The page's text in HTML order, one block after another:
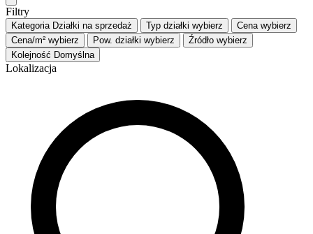
Filtry
Kategoria Działki na sprzedaż Typ działki wybierz Cena wybierz
Cena/m² wybierz Pow. działki wybierz Źródło wybierz
Kolejność Domyślna
Lokalizacja